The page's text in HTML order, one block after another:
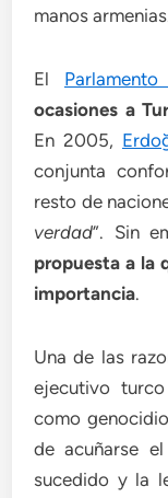
manos
El
ocasiones a
En 2005,
conjunta
resto de
verdad”. Sin
propuesta a la
importancia.
Una de las
ejecutivo
como
de acuñarse
sucedido y la